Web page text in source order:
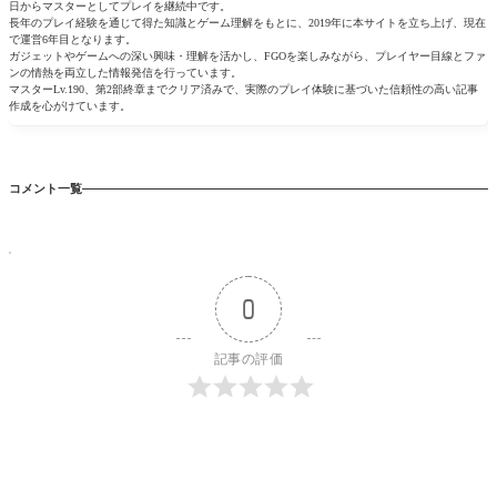
日からマスターとしてプレイを継続中です。
長年のプレイ経験を通じて得た知識とゲーム理解をもとに、2019年に本サイトを立ち上げ、現在
で運営6年目となります。
ガジェットやゲームへの深い興味・理解を活かし、FGOを楽しみながら、プレイヤー目線とファ
ンの情熱を両立した情報発信を行っています。
マスターLv.190、第2部終章までクリア済みで、実際のプレイ体験に基づいた信頼性の高い記事
作成を心がけています。
コメント一覧
0
記事の評価